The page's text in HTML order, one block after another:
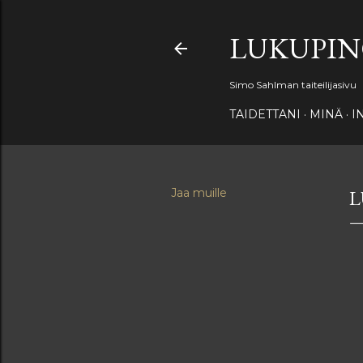
Simo Sahlman taiteilijasivu
TAIDETTANI MINÄ
Jaa muille